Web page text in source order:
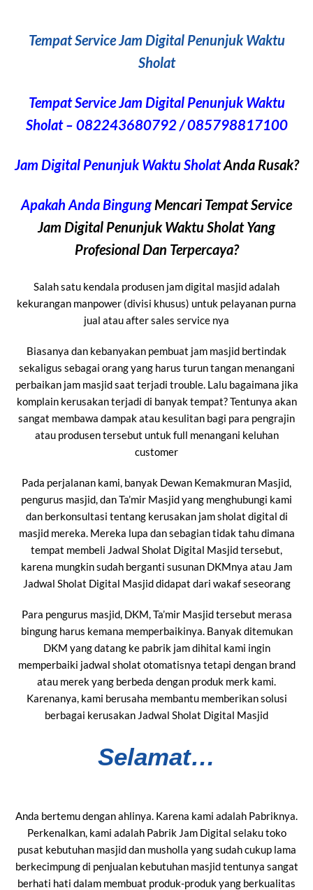
Tempat Service Jam Digital Penunjuk Waktu
Sholat
Tempat Service Jam Digital Penunjuk Waktu
Sholat – 082243680792 / 085798817100
Jam Digital Penunjuk Waktu SholatAnda Rusak?
Apakah Anda BingungMencari Tempat Service
Jam Digital Penunjuk Waktu Sholat Yang
Profesional Dan Terpercaya?
Salah satu kendala produsen jam digital masjid adalah
kekurangan manpower (divisi khusus) untuk pelayanan purna
jual atau after sales service nya
Biasanya dan kebanyakan pembuat jam masjid bertindak
sekaligus sebagai orang yang harus turun tangan menangani
perbaikan jam masjid saat terjadi trouble. Lalu bagaimana jika
komplain kerusakan terjadi di banyak tempat? Tentunya akan
sangat membawa dampak atau kesulitan bagi para pengrajin
atau produsen tersebut untuk full menangani keluhan
customer
Pada perjalanan kami, banyak Dewan Kemakmuran Masjid,
pengurus masjid, dan Ta’mir Masjid yang menghubungi kami
dan berkonsultasi tentang kerusakan jam sholat digital di
masjid mereka. Mereka lupa dan sebagian tidak tahu dimana
tempat membeli Jadwal Sholat Digital Masjid tersebut,
karena mungkin sudah berganti susunan DKMnya atau Jam
Jadwal Sholat Digital Masjid didapat dari wakaf seseorang
Para pengurus masjid, DKM, Ta’mir Masjid tersebut merasa
bingung harus kemana memperbaikinya. Banyak ditemukan
DKM yang datang ke pabrik jam dihital kami ingin
memperbaiki jadwal sholat otomatisnya tetapi dengan brand
atau merek yang berbeda dengan produk merk kami.
Karenanya, kami berusaha membantu memberikan solusi
berbagai kerusakan Jadwal Sholat Digital Masjid
Selamat…
Anda bertemu dengan ahlinya. Karena kami adalah Pabriknya.
Perkenalkan, kami adalah Pabrik Jam Digital selaku toko
pusat kebutuhan masjid dan musholla yang sudah cukup lama
berkecimpung di penjualan kebutuhan masjid tentunya sangat
berhati hati dalam membuat produk-produk yang berkualitas